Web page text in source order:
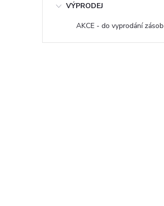
VÝPRODEJ
AKCE - do vyprodání zásob